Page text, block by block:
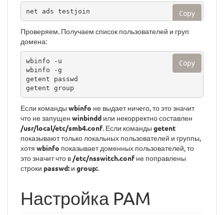
net ads testjoin Copy
Проверяем. Получаем список пользователей и груп
домена:
wbinfo -u
wbinfo -g
getent passwd
getent group
Copy
Если команды wbinfo не выдает ничего, то это значит
что не запущен winbindd или некорректно составлен
/usr/local/etc/smb4.conf. Если команды getent
показывают только локальных пользователей и группы,
хотя wbinfo показывает доменных пользователей, то
это значит что в /etc/nsswitch.conf не поправлены
строки passwd: и group:.
Настройка PAM